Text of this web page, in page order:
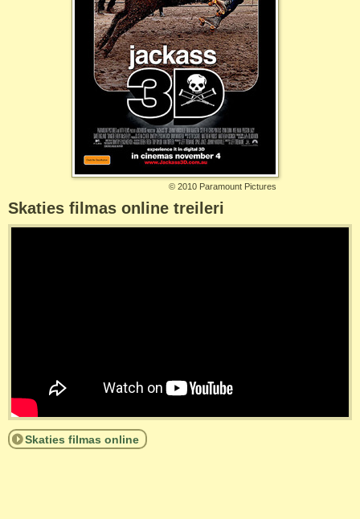
© 2010 Paramount Pictures
Skaties filmas online treileri
Skaties filmas online